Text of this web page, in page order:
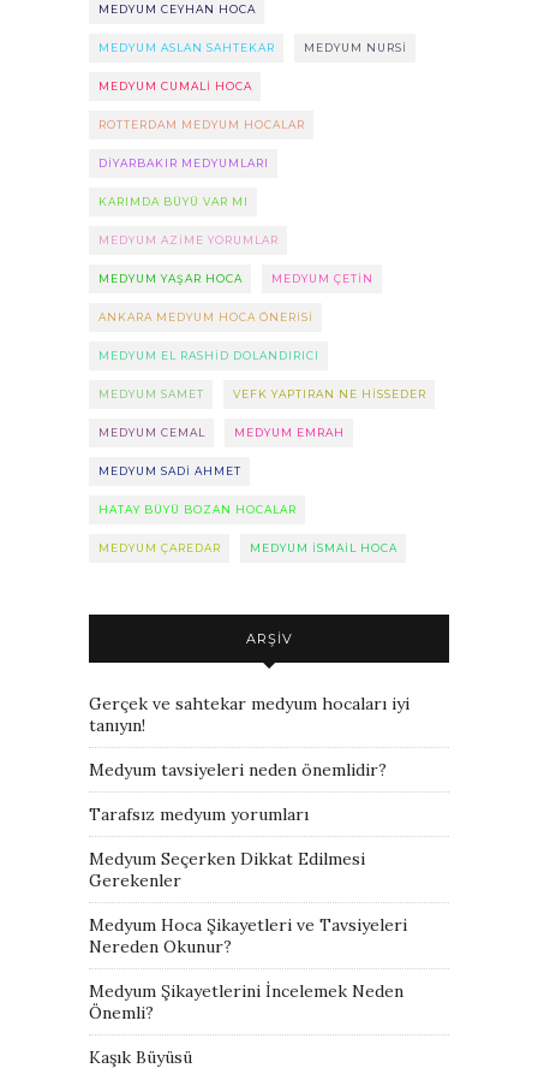
MEDYUM CEYHAN HOCA
MEDYUM ASLAN SAHTEKAR MEDYUM NURSI
MEDYUM CUMALI HOCA
ROTTERDAM MEDYUM HOCALAR
DIYARBAKIR MEDYUMLARI
KARIMDA BÜYÜ VAR MI
MEDYUM AZIME YORUMLAR
MEDYUM YAŞAR HOCA MEDYUM ÇETIN
ANKARA MEDYUM HOCA ÖNERISI
MEDYUM EL RASHID DOLANDIRICI
MEDYUM SAMET VEFK YAPTIRAN NE HISSEDER
MEDYUM CEMAL MEDYUM EMRAH
MEDYUM SADI AHMET
HATAY BÜYÜ BOZAN HOCALAR
MEDYUM ÇAREDAR MEDYUM ISMAIL HOCA
ARŞIV
Gerçek ve sahtekar medyum hocaları iyi
tanıyın!
Medyum tavsiyeleri neden önemlidir?
Tarafsız medyum yorumları
Medyum Seçerken Dikkat Edilmesi
Gerekenler
Medyum Hoca Şikayetleri ve Tavsiyeleri
Nereden Okunur?
Medyum Şikayetlerini İncelemek Neden
Önemli?
Kaşık Büyüsü